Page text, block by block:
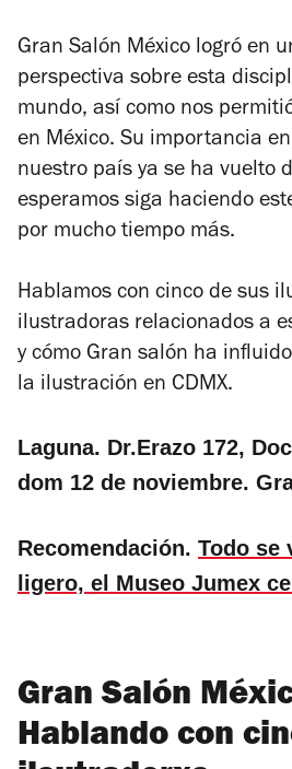
Gran Salón México logró en
perspectiva sobre esta
mundo, así como nos
en México. Su importancia
nuestro país ya se ha vuelto
esperamos siga haciendo
por mucho tiempo más.
Hablamos con cinco de sus
ilustradoras relacionados a
y cómo Gran salón ha
la ilustración en CDMX.
Laguna. Dr.Erazo 172,
dom 12 de noviembre.
Recomendación. Todo se
ligero, el Museo Jumex
Gran Salón
Hablando con